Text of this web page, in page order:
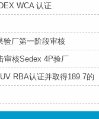
WCA 认证
验厂第一阶段审核
审核Sedex 4P验厂
RBA认证并取得189.7的